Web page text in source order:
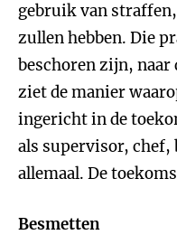
gebruik van
zullen hebben. Die
beschoren zijn, naar
ziet de manier
ingericht in de
als supervisor, chef,
allemaal. De
Besmetten